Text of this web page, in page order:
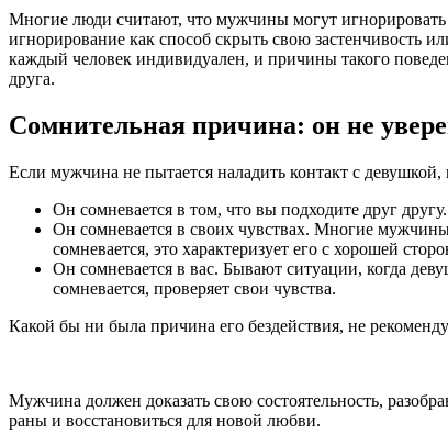
Многие люди считают, что мужчины могут
игнорирование как способ скрыть свою застенчивость
каждый человек индивидуален, и причины такого
друга.
Сомнительная причина: он не
Если мужчина не пытается наладить контакт с
Он сомневается в том, что вы подходите друг
Он сомневается в своих чувствах. Многие
сомневается, это характеризует его с хорошей
Он сомневается в вас. Бывают ситуации, когда
сомневается, проверяет свои чувства.
Какой бы ни была причина его бездействия, не
Мужчина должен доказать свою состоятельность,
раны и восстановиться для новой любви.